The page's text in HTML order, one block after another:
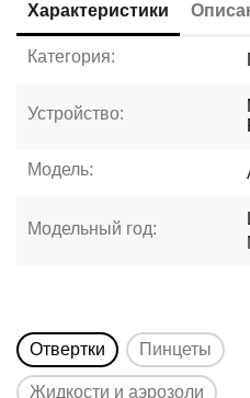
Характеристики
Категория:
Устройство:
Модель:
Модельный год:
Отвертки Пинцеты
Жидкости и аэрозоли